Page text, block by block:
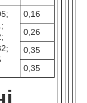
0,16
0,26
0,35
0,35